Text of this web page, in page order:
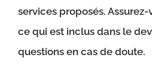
services proposés.
ce qui est inclus dans le
questions en cas de doute.